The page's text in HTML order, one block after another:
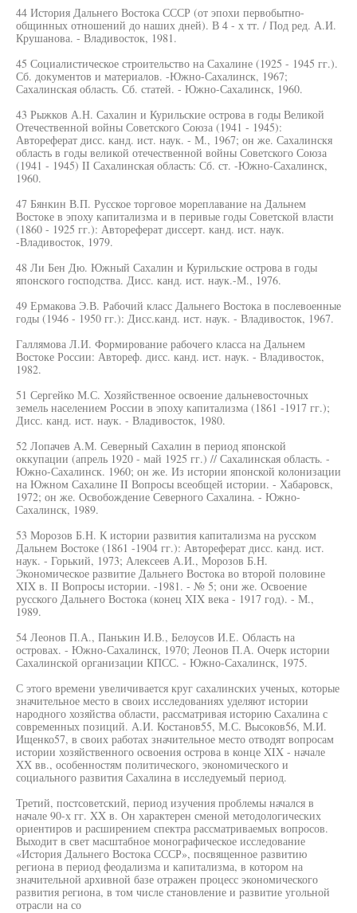
44 История Дальнего Востока СССР (от эпохи первобытно-
общинных отношений до наших дней). В 4 - х тт. / Под ред. А.И.
Крушанова. - Владивосток, 1981.
45 Социалистическое строительство на Сахалине (1925 - 1945 гг.).
Сб. документов и материалов. -Южно-Сахалинск, 1967;
Сахалинская область. Сб. статей. - Южно-Сахалинск, 1960.
43 Рыжков А.Н. Сахалин и Курильские острова в годы Великой
Отечественной войны Советского Союза (1941 - 1945):
Автореферат дисс. канд. ист. наук. - М., 1967; он же. Сахалинскя
область в годы великой отечественной войны Советского Союза
(1941 - 1945) II Сахалинская область: Сб. ст. -Южно-Сахалинск,
1960.
47 Бянкин В.П. Русское торговое мореплавание на Дальнем
Востоке в эпоху капитализма и в перивые годы Советской власти
(1860 - 1925 гг.): Автореферат диссерт. канд. ист. наук.
-Владивосток, 1979.
48 Ли Бен Дю. Южный Сахалин и Курильские острова в годы
японского господства. Дисс. канд. ист. наук.-М., 1976.
49 Ермакова Э.В. Рабочий класс Дальнего Востока в послевоенные
годы (1946 - 1950 гг.): Дисс.канд. ист. наук. - Владивосток, 1967.
Галлямова Л.И. Формирование рабочего класса на Дальнем
Востоке России: Автореф. дисс. канд. ист. наук. - Владивосток,
1982.
51 Сергейко М.С. Хозяйственное освоение дальневосточных
земель населением России в эпоху капитализма (1861 -1917 гг.);
Дисс. канд. ист. наук. - Владивосток, 1980.
52 Лопачев А.М. Северный Сахалин в период японской
оккупации (апрель 1920 - май 1925 гг.) // Сахалинская область. -
Южно-Сахалинск. 1960; он же. Из истории японской колонизации
на Южном Сахалине II Вопросы всеобщей истории. - Хабаровск,
1972; он же. Освобождение Северного Сахалина. - Южно-
Сахалинск, 1989.
53 Морозов Б.Н. К истории развития капитализма на русском
Дальнем Востоке (1861 -1904 гг.): Автореферат дисс. канд. ист.
наук. - Горький, 1973; Алексеев А.И., Морозов Б.Н.
Экономическое развитие Дальнего Востока во второй половине
XIX в. II Вопросы истории. -1981. - № 5; они же. Освоение
русского Дальнего Востока (конец XIX века - 1917 год). - М.,
1989.
54 Леонов П.А., Панькин И.В., Белоусов И.Е. Область на
островах. - Южно-Сахалинск, 1970; Леонов П.А. Очерк истории
Сахалинской организации КПСС. - Южно-Сахалинск, 1975.
С этого времени увеличивается круг сахалинских ученых, которые
значительное место в своих исследованиях уделяют истории
народного хозяйства области, рассматривая историю Сахалина с
современных позиций. А.И. Костанов55, М.С. Высоков56, М.И.
Ищенко57, в своих работах значительное место отводят вопросам
истории хозяйственного освоения острова в конце XIX - начале
XX вв., особенностям политического, экономического и
социального развития Сахалина в исследуемый период.
Третий, постсоветский, период изучения проблемы начался в
начале 90-х гг. XX в. Он характерен сменой методологических
ориентиров и расширением спектра рассматриваемых вопросов.
Выходит в свет масштабное монографическое исследование
«История Дальнего Востока СССР», посвященное развитию
региона в период феодализма и капитализма, в котором на
значительной архивной базе отражен процесс экономического
развития региона, в том числе становление и развитие угольной
отрасли на со